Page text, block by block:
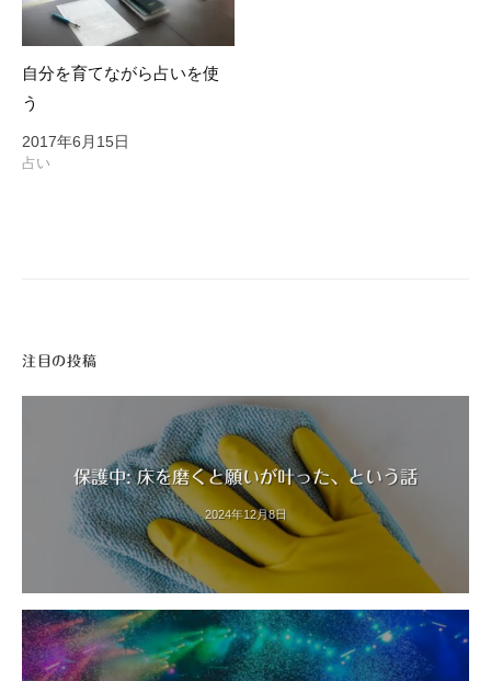
自分を育てながら占いを使
う
2017年6月15日
占い
注目の投稿
保護中: 床を磨くと願いが叶った、という話
2024年12月8日